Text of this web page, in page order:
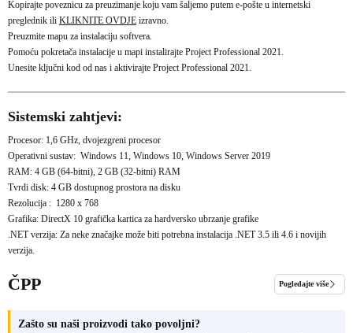
Kopirajte poveznicu za preuzimanje koju vam šaljemo putem e-pošte u internetski
preglednik ili KLIKNITE OVDJE izravno.
Preuzmite mapu za instalaciju softvera.
Pomoću pokretača instalacije u mapi instalirajte Project Professional 2021.
Unesite ključni kod od nas i aktivirajte Project Professional 2021.
Sistemski zahtjevi:
Procesor: 1,6 GHz, dvojezgreni procesor
Operativni sustav: Windows 11, Windows 10, Windows Server 2019
RAM: 4 GB (64-bitni), 2 GB (32-bitni) RAM
Tvrdi disk: 4 GB dostupnog prostora na disku
Rezolucija : 1280 x 768
Grafika: DirectX 10 grafička kartica za hardversko ubrzanje grafike
.NET verzija: Za neke značajke može biti potrebna instalacija .NET 3.5 ili 4.6 i novijih
verzija.
ČPP Pogledajte više
Zašto su naši proizvodi tako povoljni?